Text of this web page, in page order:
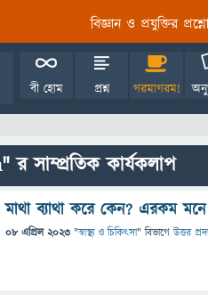
বিজ্ঞান ও প্রযুক্তির
বী হোম প্রশ্ন গরমাগরম!
র সাম্প্রতিক কার্যকলাপ
মাথা ব্যাথা করে কেন? এরকম
08 এপ্রিল 2023 "স্বাস্থ্য ও চিকিৎসা" বিভাগে উত্তর